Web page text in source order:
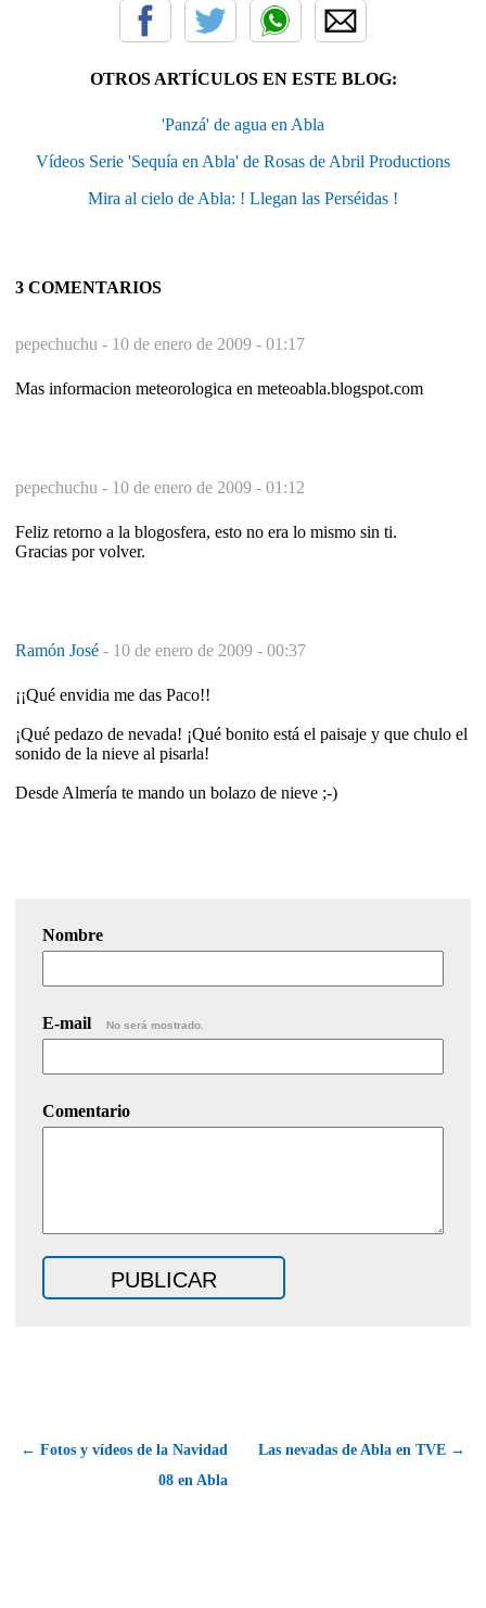
OTROS ARTÍCULOS EN ESTE BLOG:
'Panzá' de agua en Abla
Vídeos Serie 'Sequía en Abla' de Rosas de Abril Productions
Mira al cielo de Abla: ! Llegan las Perséidas !
3 COMENTARIOS
pepechuchu - 10 de enero de 2009 - 01:17
Mas informacion meteorologica en meteoabla.blogspot.com
pepechuchu - 10 de enero de 2009 - 01:12
Feliz retorno a la blogosfera, esto no era lo mismo sin ti.
Gracias por volver.
Ramón José - 10 de enero de 2009 - 00:37
¡¡Qué envidia me das Paco!!
¡Qué pedazo de nevada! ¡Qué bonito está el paisaje y que chulo el
sonido de la nieve al pisarla!
Desde Almería te mando un bolazo de nieve ;-)
Nombre
E-mail No será mostrado.
Comentario
← Fotos y vídeos de la Navidad
08 en Abla
Las nevadas de Abla en TVE →